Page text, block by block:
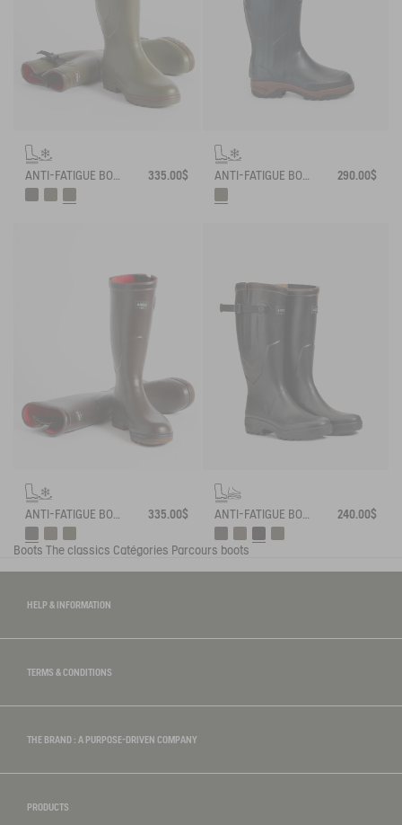
335.00$ 290.00$
335.00$ 240.00$
Boots The classics Catégories Parcours boots
HELP & INFORMATION
TERMS & CONDITIONS
THE BRAND : A PURPOSE-DRIVEN COMPANY
PRODUCTS